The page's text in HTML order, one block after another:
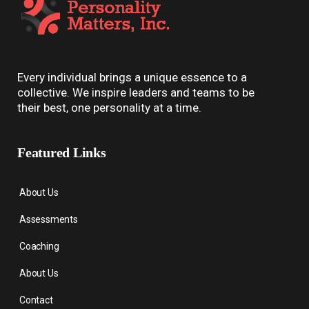
Every individual brings a unique essence to a
collective. We inspire leaders and teams to be
their best, one personality at a time.
Featured Links
About Us
Assessments
Coaching
About Us
Contact